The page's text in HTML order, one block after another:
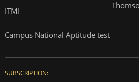
ITMI
Campus National Aptitude test
SUBSCRIPTION: